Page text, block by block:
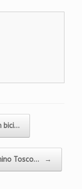
bici…
Tosco… →